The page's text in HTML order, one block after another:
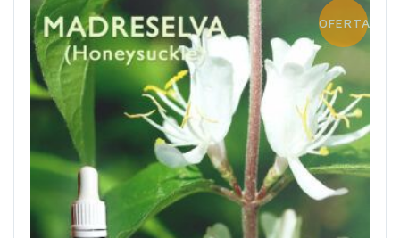
OFERTA!